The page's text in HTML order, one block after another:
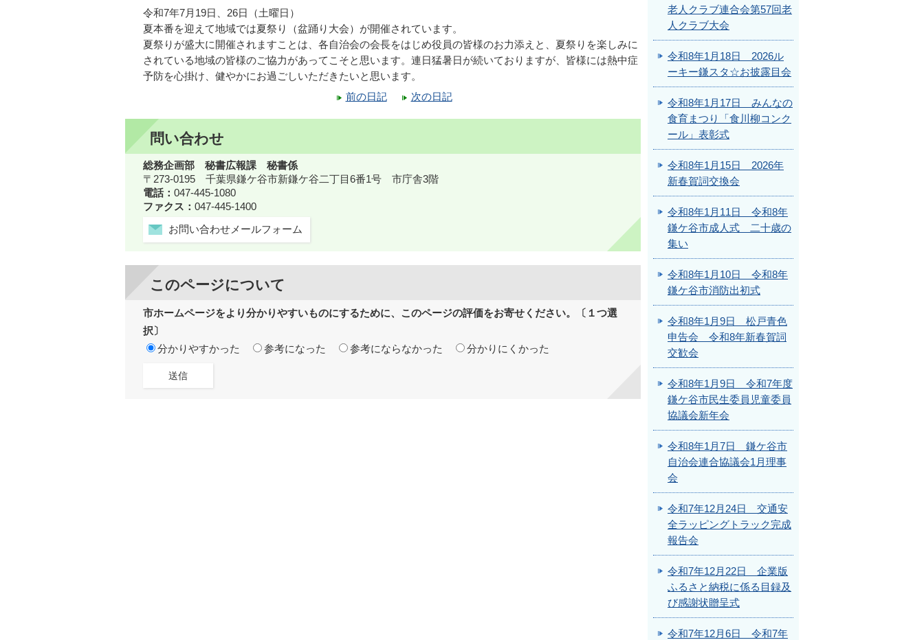
令和7年7月19日、26日（土曜日）
夏本番を迎えて地域では夏祭り（盆踊り大会）が開催されています。
夏祭りが盛大に開催されますことは、各自治会の会長をはじめ役員の皆様のお力添えと、夏祭りを楽しみに
されている地域の皆様のご協力があってこそと思います。連日猛暑日が続いておりますが、皆様には熱中症
予防を心掛け、健やかにお過ごしいただきたいと思います。
前の日記
次の日記
問い合わせ
総務企画部 秘書広報課 秘書係
〒273-0195 千葉県鎌ケ谷市新鎌ケ谷二丁目6番1号 市庁舎3階
電話： 047-445-1080
ファクス： 047-445-1400
お問い合わせメールフォーム
このページについて
市ホームページをより分かりやすいものにするために、このページの評価をお寄せください。〔１つ選
択〕
分かりやすかった
参考になった 参考にならなかった 分かりにくかった
老人クラブ連合会第57回老
人クラブ大会
令和8年1月18日 2026ル
ーキー鎌スタ☆お披露目会
令和8年1月17日 みんなの
食育まつり「食川柳コンク
ール」表彰式
令和8年1月15日 2026年
新春賀詞交換会
令和8年1月11日 令和8年
鎌ケ谷市成人式 二十歳の
集い
令和8年1月10日 令和8年
鎌ケ谷市消防出初式
令和8年1月9日 松戸青色
申告会 令和8年新春賀詞
交歓会
令和8年1月9日 令和7年度
鎌ケ谷市民生委員児童委員
協議会新年会
令和8年1月7日 鎌ケ谷市
自治会連合協議会1月理事
会
令和7年12月24日 交通安
全ラッピングトラック完成
報告会
令和7年12月22日 企業版
ふるさと納税に係る目録及
び感謝状贈呈式
令和7年12月6日 令和7年